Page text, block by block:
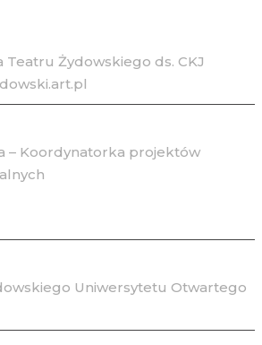
Żydowskiego ds. CKJ
– Koordynatorka projektów
Uniwersytetu Otwartego